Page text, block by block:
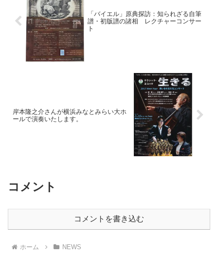
「バイエル」原典探訪：知られざる自筆
譜・初版譜の諸相 レクチャーコンサー
ト
岸本隆之介さんが横浜みなとみらい大ホ
ールで演奏いたします。
コメント
コメントを書き込む
ホーム NEWS